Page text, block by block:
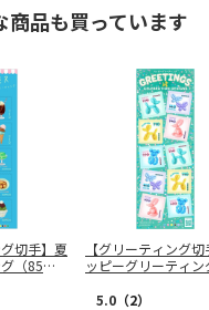
商品も買っています
切手】夏
（85
【グリーティング
ッピーグリーティン
5.0 （2）